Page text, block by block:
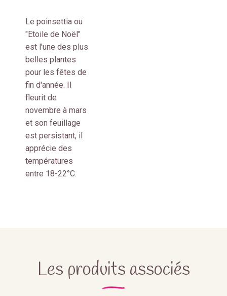
Le poinsettia ou
"Etoile de Noël"
est l'une des plus
belles plantes
pour les fêtes de
fin d'année. Il
fleurit de
novembre à mars
et son feuillage
est persistant, il
apprécie des
températures
entre 18-22°C.
Les produits associés